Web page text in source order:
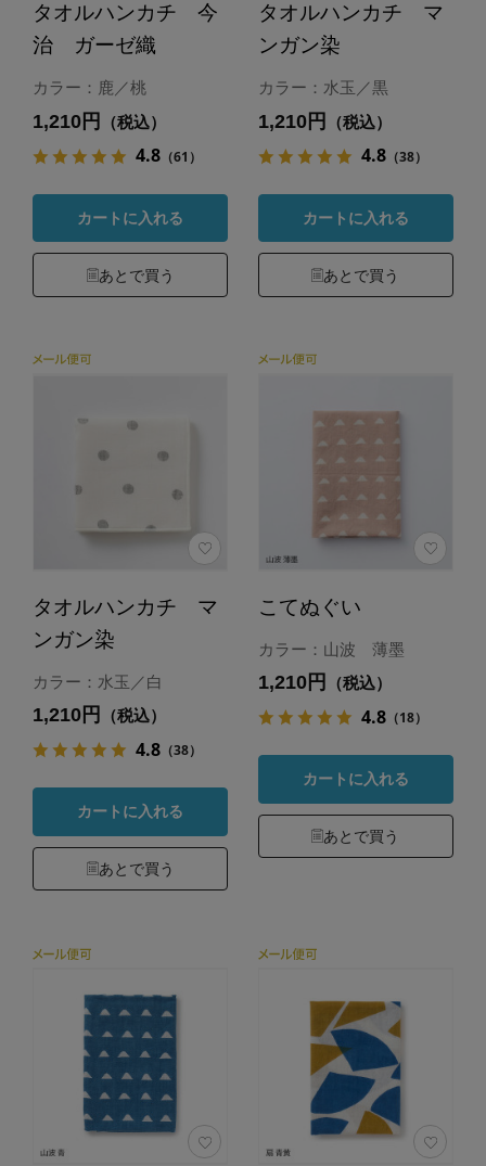
タオルハンカチ 今
治 ガーゼ織
カラー：鹿／桃
1,210円 （税込）
4.8（61）
カートに入れる
あとで買う
タオルハンカチ マ
ンガン染
カラー：水玉／黒
1,210円 （税込）
4.8（38）
カートに入れる
あとで買う
タオルハンカチ マ
ンガン染
カラー：水玉／白
1,210円 （税込）
4.8（38）
カートに入れる
あとで買う
こてぬぐい
カラー：山波 薄墨
1,210円 （税込）
4.8（18）
カートに入れる
あとで買う